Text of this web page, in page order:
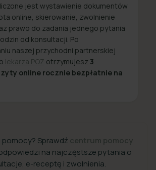
jest wystawienie dokumentów
online, skierowanie, zwolnienie
prawo do zadania jednego pytania
od konsultacji. Po
naszej przychodni partnerskiej
lekarza POZ otrzymujesz 3
online rocznie bezpłatnie na
Sprawdź centrum pomocy
na najczęstsze pytania o
e-receptę i zwolnienia.